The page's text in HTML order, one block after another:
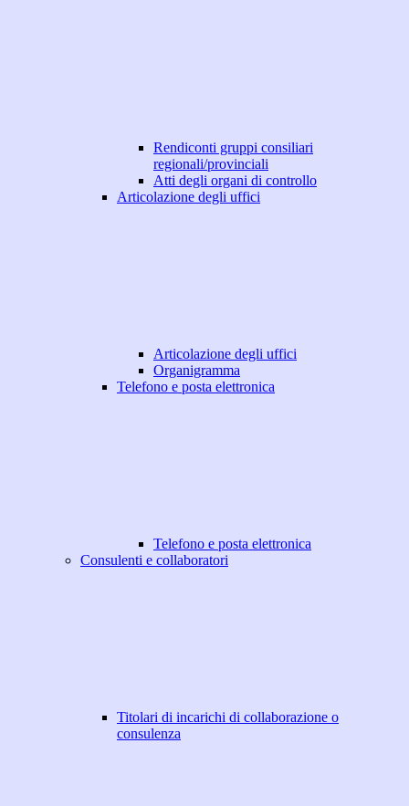
Rendiconti gruppi consiliari
regionali/provinciali
Atti degli organi di controllo
Articolazione degli uffici
Articolazione degli uffici
Organigramma
Telefono e posta elettronica
Telefono e posta elettronica
Consulenti e collaboratori
Titolari di incarichi di collaborazione o
consulenza